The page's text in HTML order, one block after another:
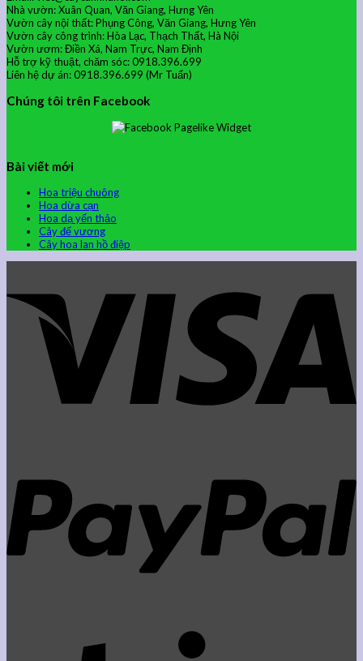
Nhà vườn: Xuân Quan, Văn Giang, Hưng Yên
Vườn cây nội thất: Phụng Công, Văn Giang, Hưng Yên
Vườn cây công trình: Hòa Lạc, Thạch Thất, Hà Nội
Vườn ươm: Điền Xá, Nam Trực, Nam Định
Hỗ trợ kỹ thuật, chăm sóc: 0918.396.699
Liên hệ dự án: 0918.396.699 (Mr Tuấn)
Chúng tôi trên Facebook
Bài viết mới
Hoa triệu chuông
Hoa dừa cạn
Hoa dạ yến thảo
Cây đế vương
Cây hoa lan hồ điệp